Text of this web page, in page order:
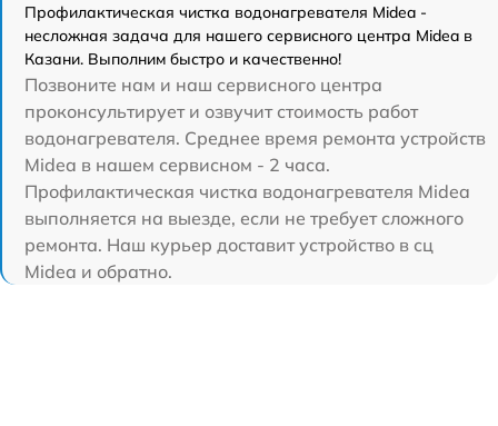
Профилактическая чистка водонагревателя Midea -
несложная задача для нашего сервисного центра Midea в
Казани. Выполним быстро и качественно!
Позвоните нам и наш сервисного центра
проконсультирует и озвучит стоимость работ
водонагревателя. Среднее время ремонта устройств
Midea в нашем сервисном - 2 часа.
Профилактическая чистка водонагревателя Midea
выполняется на выезде, если не требует сложного
ремонта. Наш курьер доставит устройство в сц
Midea и обратно.